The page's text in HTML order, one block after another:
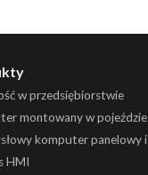
w przedsiębiorstwie
montowany w pojeździe
komputer panelowy i
HMI